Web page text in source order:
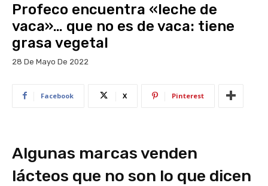
Profeco encuentra «leche de
vaca»… que no es de vaca: tiene
grasa vegetal
28 De Mayo De 2022
Facebook X Pinterest
Algunas marcas venden
lácteos que no son lo que dicen